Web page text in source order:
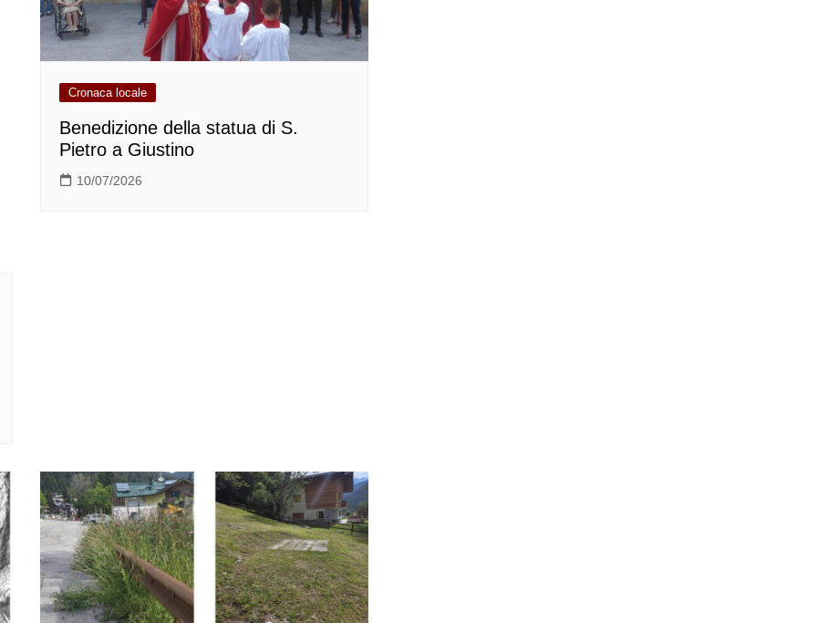
Cronaca locale
Benedizione della statua di S.
Pietro a Giustino
10/07/2026